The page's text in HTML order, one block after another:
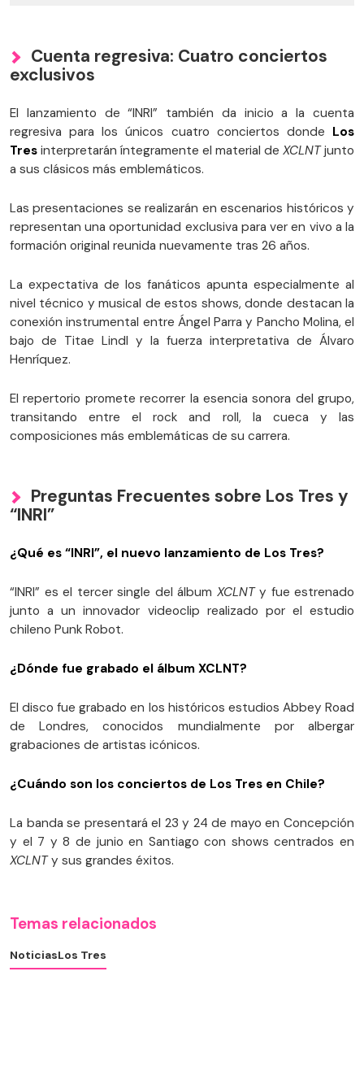
Cuenta regresiva: Cuatro conciertos
exclusivos
El lanzamiento de “INRI” también da inicio a la cuenta
regresiva para los únicos cuatro conciertos donde Los
Tres interpretarán íntegramente el material de XCLNTjunto
a sus clásicos más emblemáticos.
Las presentaciones se realizarán en escenarios históricos y
representan una oportunidad exclusiva para ver en vivo a la
formación original reunida nuevamente tras 26 años.
La expectativa de los fanáticos apunta especialmente al
nivel técnico y musical de estos shows, donde destacan la
conexión instrumental entre Ángel Parra y Pancho Molina, el
bajo de Titae Lindl y la fuerza interpretativa de Álvaro
Henríquez.
El repertorio promete recorrer la esencia sonora del grupo,
transitando entre el rock and roll, la cueca y las
composiciones más emblemáticas de su carrera.
Preguntas Frecuentes sobre Los Tres y
“INRI”
¿Qué es “INRI”, el nuevo lanzamiento de Los Tres?
“INRI” es el tercer single del álbum XCLNTy fue estrenado
junto a un innovador videoclip realizado por el estudio
chileno Punk Robot.
¿Dónde fue grabado el álbum XCLNT?
El disco fue grabado en los históricos estudios Abbey Road
de Londres, conocidos mundialmente por albergar
grabaciones de artistas icónicos.
¿Cuándo son los conciertos de Los Tres en Chile?
La banda se presentará el 23 y 24 de mayo en Concepción
y el 7 y 8 de junio en Santiago con shows centrados en
XCLNTy sus grandes éxitos.
Temas relacionados
NoticiasLos Tres